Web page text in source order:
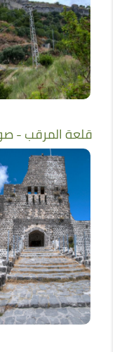
قلعة المرقب - صورة 4